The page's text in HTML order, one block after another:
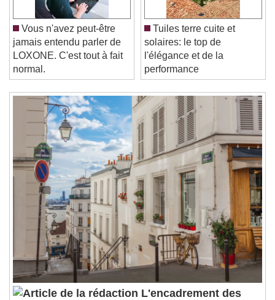
Video Player is loading.
Play Video
Play
Skip Backward
Skip Forward
Unmute
/
Duration-:-
Loaded:0%
Stream TypeLIVE
Seek to live, currently behind liveLIVE
Remaining Time-0:00
1x
Playback Rate
Chapters
Chapters
Descriptions
descriptions off , selected
Subtitles
subtitles settings, opens subtitles
settings dialog
Vous n'avez peut-être
jamais entendu parler de
LOXONE. C'est tout à fait
normal.
Tuiles terre cuite et
solaires: le top de
l'élégance et de la
performance